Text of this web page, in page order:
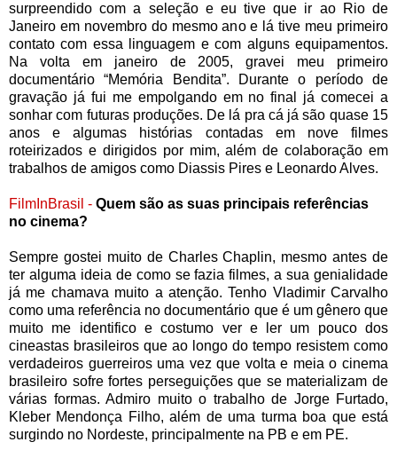
surpreendido com a seleção e eu tive que ir ao Rio de
Janeiro em novembro do mesmo ano e lá tive meu primeiro
contato com essa linguagem e com alguns equipamentos.
Na volta em janeiro de 2005, gravei meu primeiro
documentário “Memória Bendita”. Durante o período de
gravação já fui me empolgando em no final já comecei a
sonhar com futuras produções. De lá pra cá já são quase 15
anos e algumas histórias contadas em nove filmes
roteirizados e dirigidos por mim, além de colaboração em
trabalhos de amigos como Diassis Pires e Leonardo Alves.
FilmInBrasil - Quem são as suas principais referências
no cinema?
Sempre gostei muito de Charles Chaplin, mesmo antes de
ter alguma ideia de como se fazia filmes, a sua genialidade
já me chamava muito a atenção. Tenho Vladimir Carvalho
como uma referência no documentário que é um gênero que
muito me identifico e costumo ver e ler um pouco dos
cineastas brasileiros que ao longo do tempo resistem como
verdadeiros guerreiros uma vez que volta e meia o cinema
brasileiro sofre fortes perseguições que se materializam de
várias formas. Admiro muito o trabalho de Jorge Furtado,
Kleber Mendonça Filho, além de uma turma boa que está
surgindo no Nordeste, principalmente na PB e em PE.